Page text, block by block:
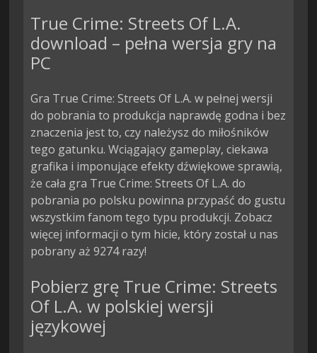
True Crime: Streets Of L.A.
download – pełna wersja gry na
PC
Gra True Crime: Streets Of L.A. w pełnej wersji
do pobrania to produkcja naprawdę godna i bez
znaczenia jest to, czy należysz do miłośników
tego gatunku. Wciągający gameplay, ciekawa
grafika i imponujące efekty dźwiękowe sprawią,
że cała gra True Crime: Streets Of L.A. do
pobrania po polsku powinna przypaść do gustu
wszystkim fanom tego typu produkcji. Zobacz
więcej informacji o tym hicie, który został u nas
pobrany aż 9274 razy!
Pobierz grę True Crime: Streets
Of L.A. w polskiej wersji
językowej